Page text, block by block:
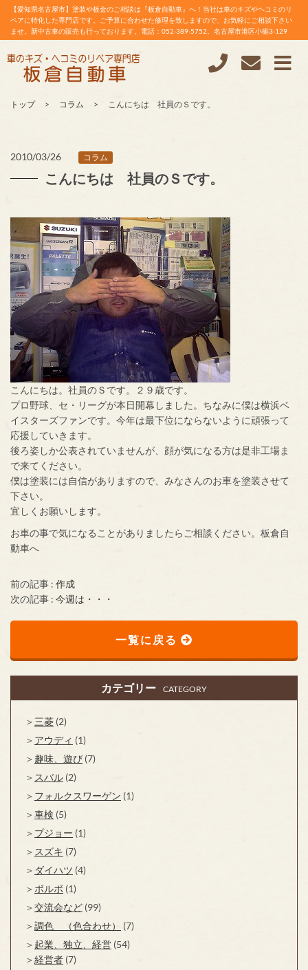
【愛知県名古屋市】塗装や板金のご相談は『板倉自動車』へ！当社は車のキズやヘコミのリ
ペアに特化した専門店です。ご予算に合わせた修理を致しますので、お気軽にご相談下さい
ませ。新中古車の販売も行っております。電話：052-389-5752。名古屋市港区小碓3-129
トップ コラム こんにちは 社員のＳです。
2010/03/26 コラム
こんにちは 社員のＳです。
こんにちは。社員のＳです。２９歳です。
プロ野球、セ・リーグが本日開幕しました。ちなみに僕は横浜ベ
イスターズファンです。今年は最下位にならないように頑張って
応援していきます。
後ろ姿しか公表されていませんが、顔が気になる方は是非工場ま
で来てください。
僕は塗装には自信がありますので、みなさんのお車を塗装させて
下さい。
宜しくお願いします。
お車の事で気になることがありましたらご相談ください。板倉自
動車へ
前の記事 : 作成
次の記事 : 今週は・・・
一覧に戻る
カテゴリー CATEGORY
三菱 (2)
アウディ (1)
趣味、遊び (7)
スバル (2)
フォルクスワーゲン (1)
車検 (5)
プジョー (1)
スズキ (7)
ダイハツ (4)
ボルボ (1)
交流会など (99)
調色 （色合わせ）
(7)
起業、独立、経営 (54)
経営者 (7)